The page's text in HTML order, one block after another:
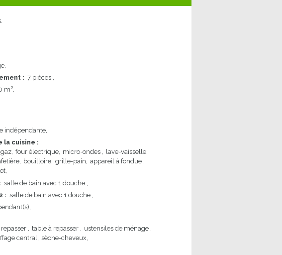
: 7 pièces
m²
indépendante
la cuisine :
four électrique micro-ondes
lave-vaisselle
bouilloire grille-pain appareil à fondue
: salle de bain avec 1 douche
: salle de bain avec 1 douche
table à repasser
ustensiles de ménage
central sèche-cheveux